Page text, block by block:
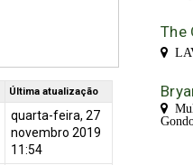
Última atualização
quarta-feira, 27
novembro 2019
11:54
The